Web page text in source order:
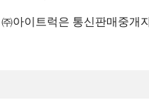
아이트럭은 통신판매중